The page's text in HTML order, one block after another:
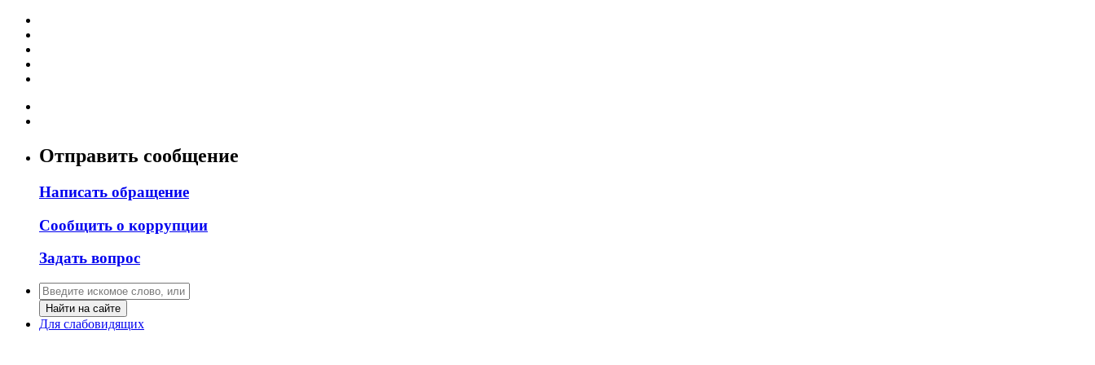
Отправить сообщение
Написать обращение
Сообщить о коррупции
Задать вопрос
Найти на сайте
Для слабовидящих